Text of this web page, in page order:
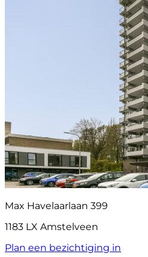
Max Havelaarlaan 399
1183 LX Amstelveen
Plan een bezichtiging in